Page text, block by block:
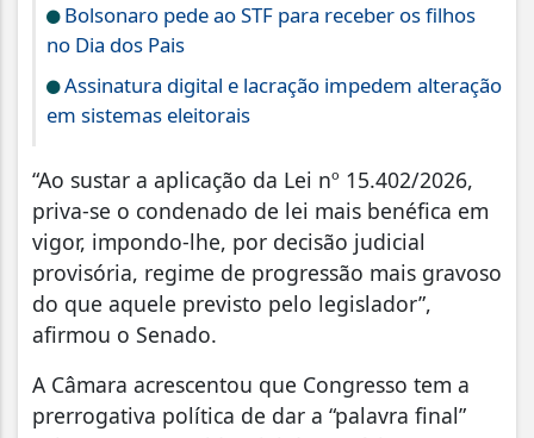
Bolsonaro pede ao STF para receber os filhos
no Dia dos Pais
Assinatura digital e lacração impedem alteração
em sistemas eleitorais
“Ao sustar a aplicação da Lei nº 15.402/2026,
priva-se o condenado de lei mais benéfica em
vigor, impondo-lhe, por decisão judicial
provisória, regime de progressão mais gravoso
do que aquele previsto pelo legislador”,
afirmou o Senado.
A Câmara acrescentou que Congresso tem a
prerrogativa política de dar a “palavra final”